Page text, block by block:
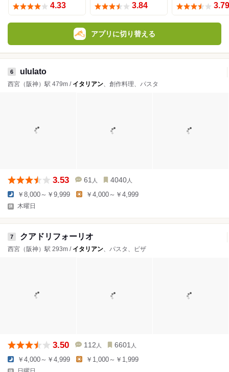
4.33 3.84 3.79
アプリに切り替える
6 ululato
西宮（阪神）駅 479m / イタリアン、創作料理、パスタ
3.53 61 人 4040 人
￥8,000～￥9,999 ￥4,000～￥4,999
木曜日
7 クアドリフォーリオ
西宮（阪神）駅 293m / イタリアン、パスタ、ピザ
3.50 112 人 6601 人
￥4,000～￥4,999 ￥1,000～￥1,999